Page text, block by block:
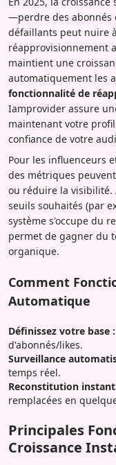
—perdre des abonnés
défaillants peut nuire
réapprovisionnement
maintient une
automatiquement les
fonctionnalité de
Iamprovider assure
maintenant votre
confiance de votre
Pour les influenceurs
des métriques
ou réduire la visibilité.
seuils souhaités (par
système s'occupe du
permet de gagner du
organique.
Comment
Automatique
Définissez votre base :
d'abonnés/likes.
Surveillance
temps réel.
Reconstitution
remplacées en
Principales
Croissance